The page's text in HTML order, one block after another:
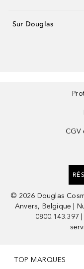
Sur Douglas
CGV
© 2026 Douglas
Anvers, Belgique |
0800.143.397
TOP MARQUES